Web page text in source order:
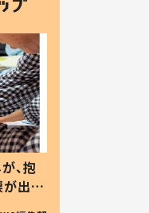
、抱
が出ま